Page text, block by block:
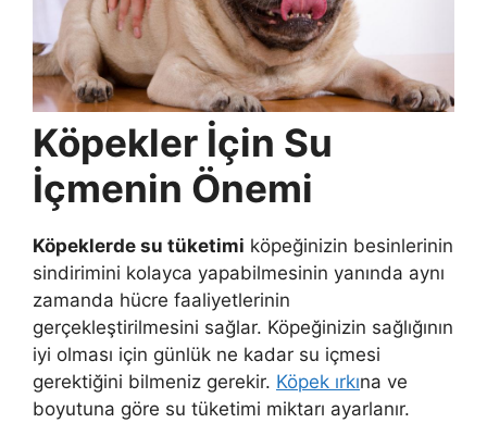
Köpekler İçin Su
İçmenin Önemi
Köpeklerde su tüketimi köpeğinizin besinlerinin
sindirimini kolayca yapabilmesinin yanında aynı
zamanda hücre faaliyetlerinin
gerçekleştirilmesini sağlar. Köpeğinizin sağlığının
iyi olması için günlük ne kadar su içmesi
gerektiğini bilmeniz gerekir. Köpek ırkına ve
boyutuna göre su tüketimi miktarı ayarlanır.